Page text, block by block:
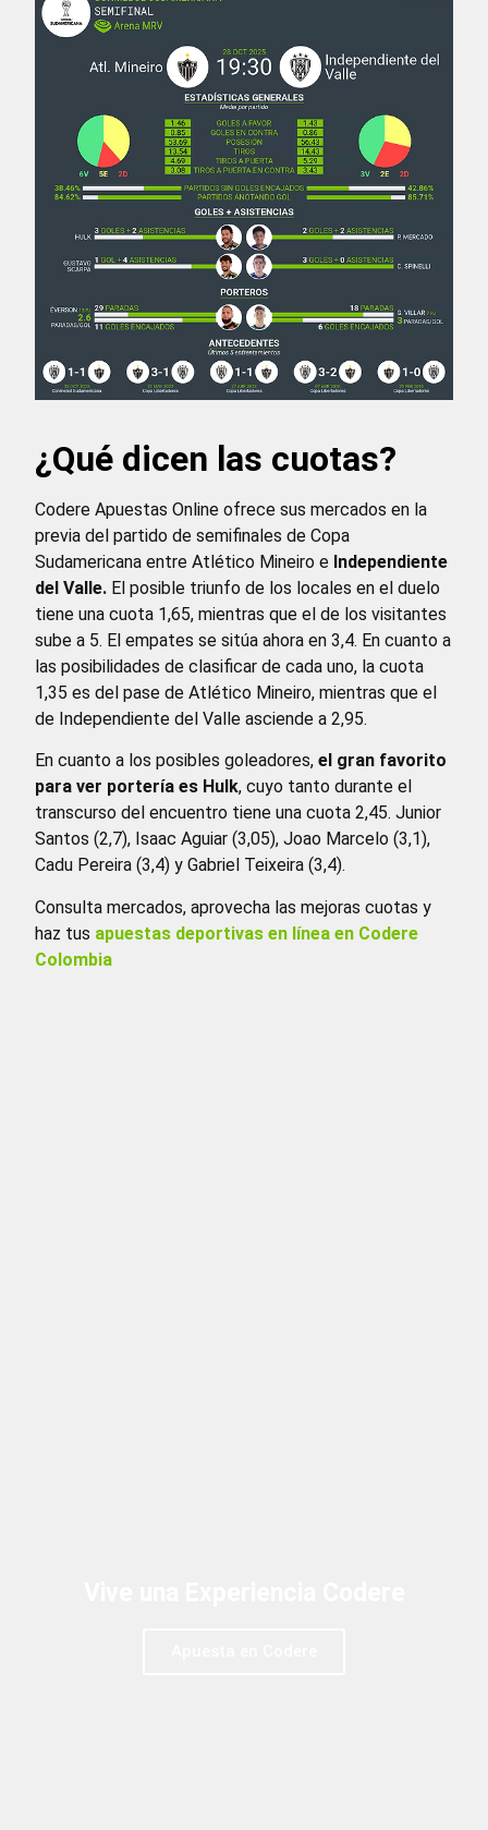
¿Qué dicen las cuotas?
Codere Apuestas Online ofrece sus mercados en la
previa del partido de semifinales de Copa
Sudamericana entre Atlético Mineiro e Independiente
del Valle. El posible triunfo de los locales en el duelo
tiene una cuota 1,65, mientras que el de los visitantes
sube a 5. El empates se sitúa ahora en 3,4. En cuanto a
las posibilidades de clasificar de cada uno, la cuota
1,35 es del pase de Atlético Mineiro, mientras que el
de Independiente del Valle asciende a 2,95.
En cuanto a los posibles goleadores, el gran favorito
para ver portería es Hulk, cuyo tanto durante el
transcurso del encuentro tiene una cuota 2,45. Junior
Santos (2,7), Isaac Aguiar (3,05), Joao Marcelo (3,1),
Cadu Pereira (3,4) y Gabriel Teixeira (3,4).
Consulta mercados, aprovecha las mejoras cuotas y
haz tus apuestas deportivas en línea en Codere
Colombia